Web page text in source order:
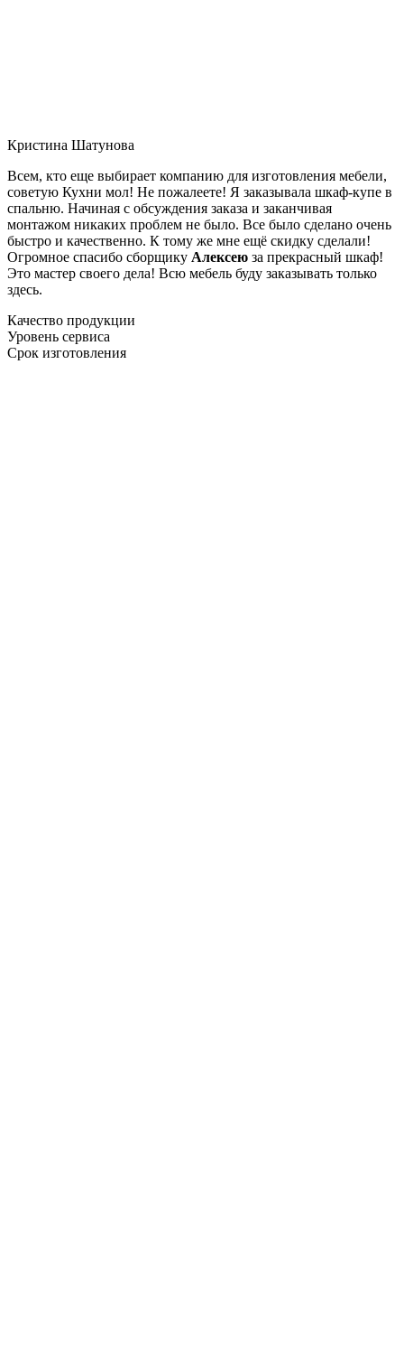
Кристина Шатунова
Всем, кто еще выбирает компанию для изготовления мебели,
советую Кухни мол! Не пожалеете! Я заказывала шкаф-купе в
спальню. Начиная с обсуждения заказа и заканчивая
монтажом никаких проблем не было. Все было сделано очень
быстро и качественно. К тому же мне ещё скидку сделали!
Огромное спасибо сборщику Алексею за прекрасный шкаф!
Это мастер своего дела! Всю мебель буду заказывать только
здесь.
Качество продукции
Уровень сервиса
Срок изготовления